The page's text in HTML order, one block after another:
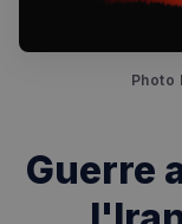
Rechercher
RECHERCHES
Annuaire des
Photo
Guerre